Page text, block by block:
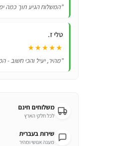
"המשלוח הגיע תוך כמה
טלי ז.
★★★★★
"מהיר, יעיל והכי חשוב -
משלוחים חינם
לכל חלקי הארץ
שירות בעברית
מענה אנושי ומהיר